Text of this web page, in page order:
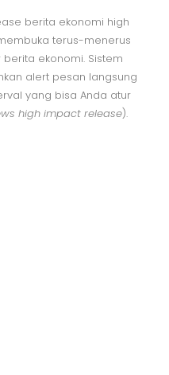
berita ekonomi high
terus-menerus
ekonomi. Sistem
alert pesan langsung
yang bisa Anda atur
high impact release).